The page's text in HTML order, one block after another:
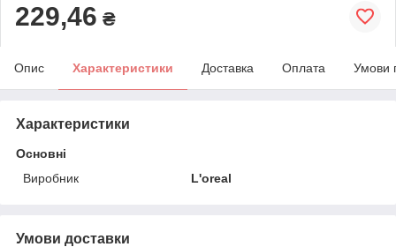
229,46 ₴
Опис Характеристики Доставка Оплата Умови
Характеристики
Основні
Виробник
L'oreal
Умови доставки